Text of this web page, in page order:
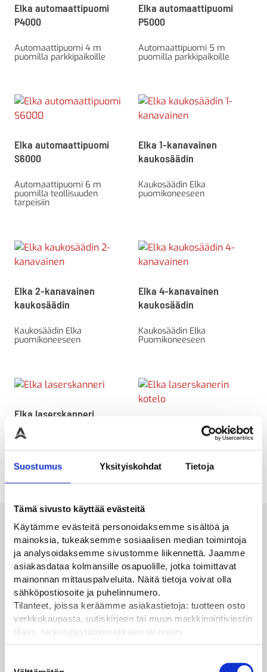
Suostumus Yksityiskohdat Tietoja
Tämä sivusto käyttää evästeitä
Käytämme evästeitä personoidaksemme sisältöä ja
mainoksia, tukeaksemme sosiaalisen median toimintoja
ja analysoidaksemme sivustomme liikennettä. Jaamme
asiakasdataa kolmansille osapuolille, jotka toimittavat
mainonnan mittauspalveluita. Näitä tietoja voivat olla
sähköpostiosoite ja puhelinnumero.
Tilanteet, joissa keräämme asiakastietoja: tuotteen osto
verkkokaupasta, uutiskirjeen tai muun markkinointiviestin
tilaus, tarjouspyyntölomakkeen tai muun
yhteydenottolomakkeen lähettäminen, käyttäjätilin
Elka automaattipuomi
P4000
Automaattipuomi 4 m
puomilla parkkipaikoille
Elka automaattipuomi
P5000
Automaattipuomi 5 m
puomilla parkkipaikoille
Elka automaattipuomi
S6000
Automaattipuomi 6 m
puomilla teollisuuden
tarpeisiin
Elka 1-kanavainen
kaukosäädin
Kaukosäädin Elka
puomikoneeseen
Elka 2-kanavainen
kaukosäädin
Kaukosäädin Elka
puomikoneeseen
Elka 4-kanavainen
kaukosäädin
Kaukosäädin Elka
Puomikoneeseen
Elka laserskanneri
Turvalaite Elka
puomikoneeseen
Elka laserskannerin
Elka P-sarjan puomiin
Alan parhaat merkit